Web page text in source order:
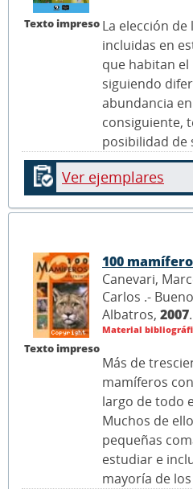
Texto impreso La elección de
incluidas en
que habitan el
siguiendo
abundancia
consiguiente,
posibilidad de
Ver ejemplares
Texto impreso
100
Canevari,
Carlos .-
Albatros, 2007.
Material
Más de
mamíferos
largo de todo
Muchos de
pequeñas
estudiar e
mayoría de